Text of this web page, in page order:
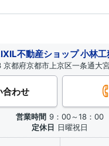
不動産ショップ 小林工
都府京都市上京区一条通大
合わせ
営業時間 9：00～18：00
定休日 日曜祝日